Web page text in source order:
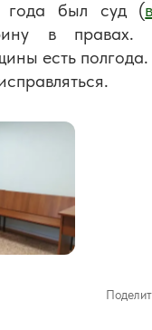
года был суд (
в правах.
есть